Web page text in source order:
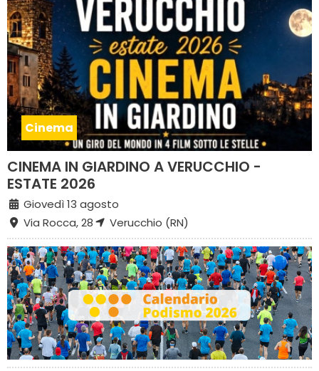
Cinema
CINEMA IN GIARDINO A VERUCCHIO -
ESTATE 2026
Giovedì 13 agosto
Via Rocca, 28
Verucchio (RN)